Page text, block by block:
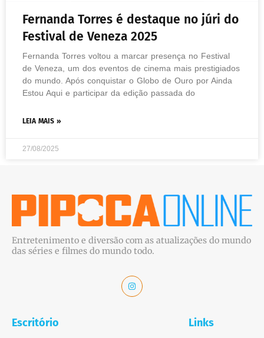
Fernanda Torres é destaque no júri do
Festival de Veneza 2025
Fernanda Torres voltou a marcar presença no Festival
de Veneza, um dos eventos de cinema mais prestigiados
do mundo. Após conquistar o Globo de Ouro por Ainda
Estou Aqui e participar da edição passada do
LEIA MAIS »
27/08/2025
Entretenimento e diversão com as atualizações do mundo
das séries e filmes do mundo todo.
Escritório Links